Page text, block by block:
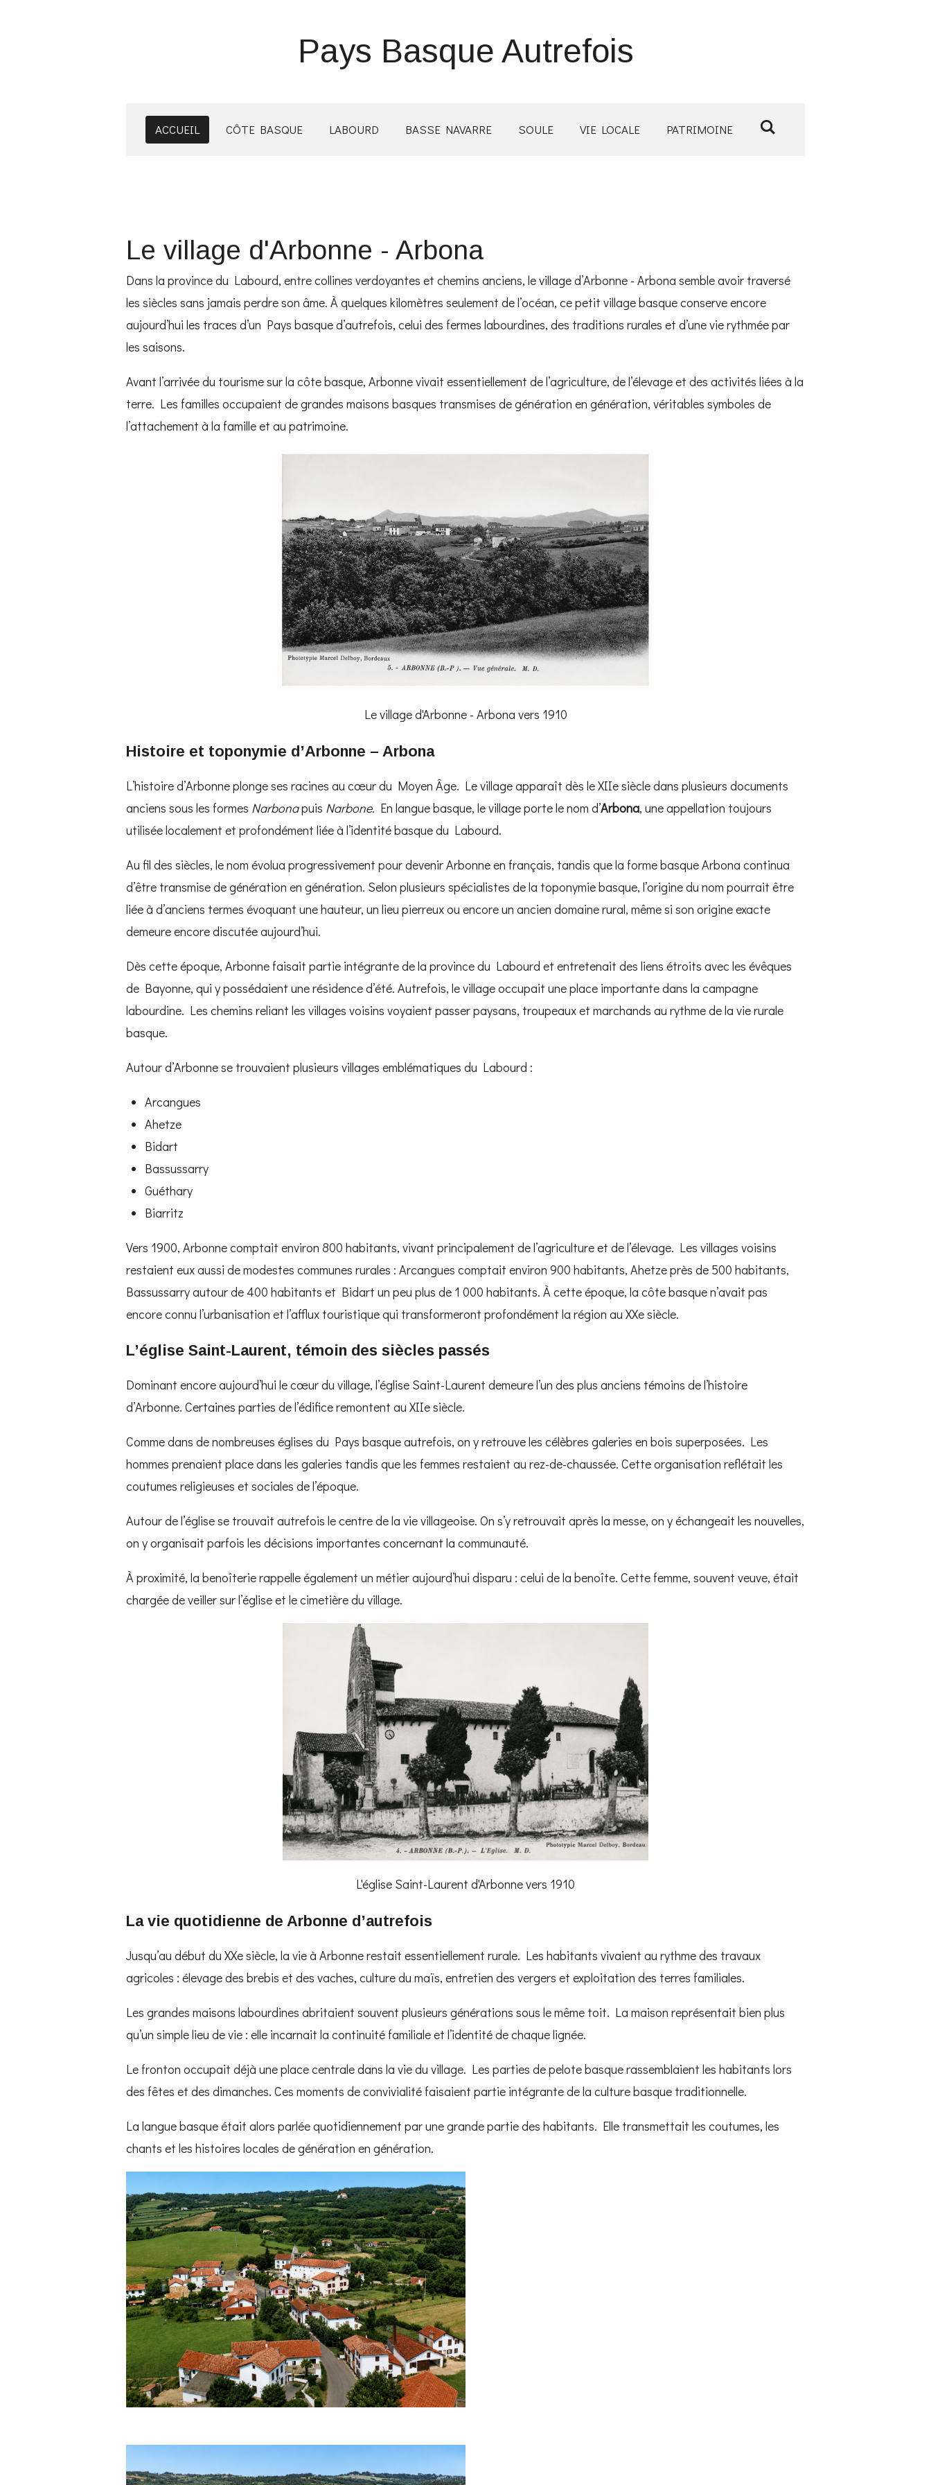
Pays Basque Autrefois
ACCUEIL CÔTE BASQUE LABOURD BASSE NAVARRE SOULE VIE LOCALE PATRIMOINE
Le village d'Arbonne - Arbona
Dans la province du Labourd, entre collines verdoyantes et chemins anciens, le village d’Arbonne - Arbona semble avoir traversé
les siècles sans jamais perdre son âme. À quelques kilomètres seulement de l’océan, ce petit village basque conserve encore
aujourd’hui les traces d’un Pays basque d’autrefois, celui des fermes labourdines, des traditions rurales et d’une vie rythmée par
les saisons.
Avant l’arrivée du tourisme sur la côte basque, Arbonne vivait essentiellement de l’agriculture, de l’élevage et des activités liées à la
terre. Les familles occupaient de grandes maisons basques transmises de génération en génération, véritables symboles de
l’attachement à la famille et au patrimoine.
Le village d'Arbonne - Arbona vers 1910
Histoire et toponymie d’Arbonne – Arbona
L’histoire d’Arbonneplonge ses racines au cœur du Moyen Âge. Le village apparaît dès le XIIe siècle dans plusieurs documents
anciens sous les formes Narbonapuis Narbone. En langue basque, le village porte le nom d’Arbona, une appellation toujours
utilisée localement et profondément liée à l’identité basque du Labourd.
Au fil des siècles, le nom évolua progressivement pour devenir Arbonne en français, tandis que la forme basque Arbona continua
d’être transmise de génération en génération. Selon plusieurs spécialistes de la toponymie basque, l’origine du nom pourrait être
liée à d’anciens termes évoquant une hauteur, un lieu pierreux ou encore un ancien domaine rural, même si son origine exacte
demeure encore discutée aujourd’hui.
Dès cette époque, Arbonne faisait partie intégrante de la province du Labourd et entretenait des liens étroits avec les évêques
de Bayonne, qui y possédaient une résidence d’été. Autrefois, le village occupait une place importante dans la campagne
labourdine. Les chemins reliant les villages voisins voyaient passer paysans, troupeaux et marchands au rythme de la vie rurale
basque.
Autour d’Arbonne se trouvaient plusieurs villages emblématiques du Labourd :
Arcangues
Ahetze
Bidart
Bassussarry
Guéthary
Biarritz
Vers 1900, Arbonne comptait environ 800 habitants, vivant principalement de l’agriculture et de l’élevage. Les villages voisins
restaient eux aussi de modestes communes rurales : Arcangues comptait environ 900 habitants, Ahetze près de 500 habitants,
Bassussarry autour de 400 habitants et Bidart un peu plus de 1 000 habitants. À cette époque, la côte basque n’avait pas
encore connu l’urbanisation et l’afflux touristique qui transformeront profondément la région au XXe siècle.
L’église Saint-Laurent, témoin des siècles passés
Dominant encore aujourd’hui le cœur du village, l’église Saint-Laurent demeure l’un des plus anciens témoins de l’histoire
d’Arbonne. Certaines parties de l’édifice remontent au XIIe siècle.
Comme dans de nombreuses églises du Pays basque autrefois, on y retrouve les célèbres galeries en bois superposées. Les
hommes prenaient place dans les galeries tandis que les femmes restaient au rez-de-chaussée. Cette organisation reflétait les
coutumes religieuses et sociales de l’époque.
Autour de l’église se trouvait autrefois le centre de la vie villageoise. On s’y retrouvait après la messe, on y échangeait les nouvelles,
on y organisait parfois les décisions importantes concernant la communauté.
À proximité, la benoîterie rappelle également un métier aujourd’hui disparu : celui de la benoîte. Cette femme, souvent veuve, était
chargée de veiller sur l’église et le cimetière du village.
L'église Saint-Laurent d'Arbonne vers 1910
La vie quotidienne de Arbonne d’autrefois
Jusqu’au début du XXe siècle, la vie à Arbonne restait essentiellement rurale. Les habitants vivaient au rythme des travaux
agricoles : élevage des brebis et des vaches, culture du maïs, entretien des vergers et exploitation des terres familiales.
Les grandes maisons labourdines abritaient souvent plusieurs générations sous le même toit. La maison représentait bien plus
qu’un simple lieu de vie : elle incarnait la continuité familiale et l’identité de chaque lignée.
Le fronton occupait déjà une place centrale dans la vie du village. Les parties de pelote basque rassemblaient les habitants lors
des fêtes et des dimanches. Ces moments de convivialité faisaient partie intégrante de la culture basque traditionnelle.
La langue basque était alors parlée quotidiennement par une grande partie des habitants. Elle transmettait les coutumes, les
chants et les histoires locales de génération en génération.